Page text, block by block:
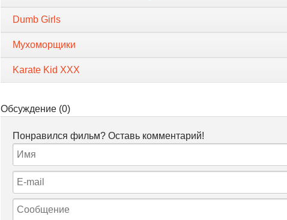
Dumb Girls
Мухоморщики
Karate Kid XXX
Обсуждение (0)
Понравился фильм? Оставь комментарий!